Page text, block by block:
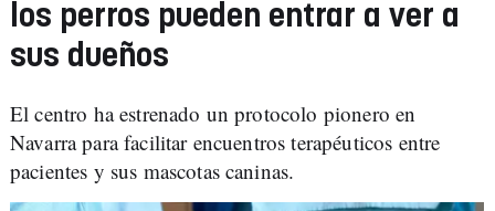
los perros pueden entrar a ver a
sus dueños
El centro ha estrenado un protocolo pionero en
Navarra para facilitar encuentros terapéuticos entre
pacientes y sus mascotas caninas.